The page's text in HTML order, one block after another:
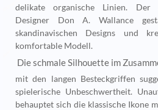
delikate organische Linien. Der
Designer Don A. Wallance
skandinavischen Designs und
komfortable Modell.
Die schmale Silhouette im
mit den langen Besteckgriffen
spielerische Unbeschwertheit.
behauptet sich die klassische Ikone